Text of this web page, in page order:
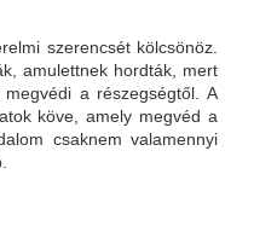
szerencsét kölcsönöz.
amulettnek hordták, mert
a részegségtől. A
köve, amely megvéd a
csaknem valamennyi